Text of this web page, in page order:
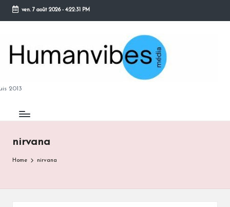
Skip
content
ven. 7 août 2026- 4:22:32 PM
2013
nirvana
Home nirvana